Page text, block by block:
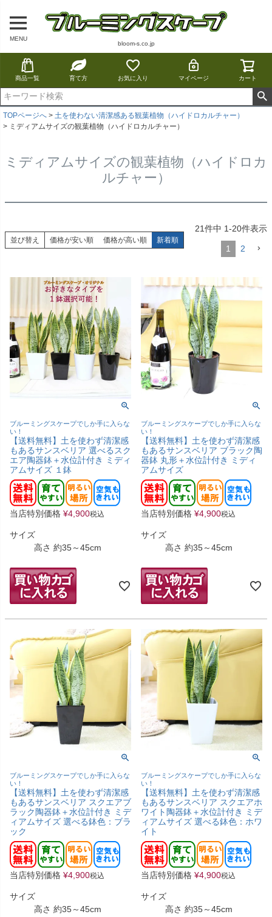
MENU
bloom-s.co.jp
商品一覧 育て方 お気に入り マイページ カート
TOPページへ
土を使わない清潔感ある観葉植物（ハイドロカルチャー）
ミディアムサイズの観葉植物（ハイドロカルチャー）
ミディアムサイズの観葉植物（ハイドロカ
ルチャー）
並び替え 価格が安い順 価格が高い順 新着順
21件中 1-20件表示
1 2
ブルーミングスケープでしか手に入らな
い！
【送料無料】土を使わず清潔感
もあるサンスベリア 選べるスク
エア陶器鉢＋水位計付き ミディ
アムサイズ １鉢
当店特別価格 ¥4,900税込
サイズ
高さ 約35～45cm
ブルーミングスケープでしか手に入らな
い！
【送料無料】土を使わず清潔感
もあるサンスベリア ブラック陶
器鉢 丸形＋水位計付き ミディ
アムサイズ
当店特別価格 ¥4,900税込
サイズ
高さ 約35～45cm
ブルーミングスケープでしか手に入らな
い！
【送料無料】土を使わず清潔感
もあるサンスベリア スクエアブ
ラック陶器鉢＋水位計付き ミデ
ィアムサイズ 選べる鉢色：ブラ
ック
当店特別価格 ¥4,900税込
サイズ
高さ 約35～45cm
ブルーミングスケープでしか手に入らな
い！
【送料無料】土を使わず清潔感
もあるサンスベリア スクエアホ
ワイト陶器鉢＋水位計付き ミデ
ィアムサイズ 選べる鉢色：ホワ
イト
当店特別価格 ¥4,900税込
サイズ
高さ 約35～45cm